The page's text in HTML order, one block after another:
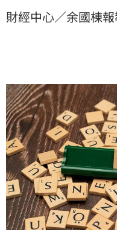
滿目的投資工具、複雜
財經中心／余國棟